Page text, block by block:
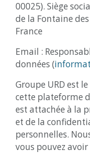
00025). Siège
de la Fontaine
France
Email :
données (
Groupe URD est
cette plateforme
est attachée à la
et de la
personnelles.
vous pouvez